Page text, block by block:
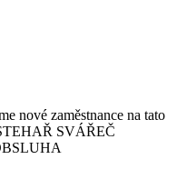
nové zaměstnance na tato
SVÁŘEČ